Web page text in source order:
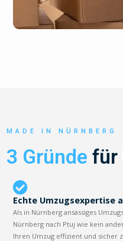
MADE IN NÜRNBERG
3 Gründe für
Echte Umzugsexpertise
Als in Nürnberg ansässiges
Nürnberg nach Ptuj wie kein
Ihren Umzug effizient und sicher